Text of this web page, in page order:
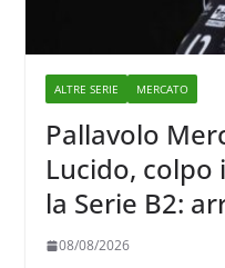
ALTRE SERIE MERCATO
Pallavolo
Lucido,
la Serie B2:
schiacciatrice
08/08/2026